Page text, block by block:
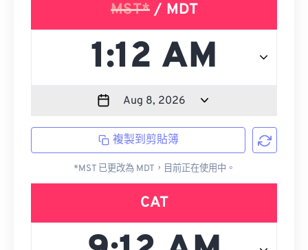
MST*/ MDT
複製到剪貼簿
*MST 已更改為 MDT，目前正在使用中。
CAT